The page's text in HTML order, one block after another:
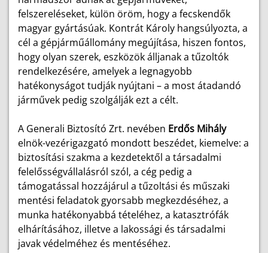
felszereléseket, külön öröm, hogy a fecskendők
magyar gyártásúak. Kontrát Károly hangsúlyozta, a
cél a gépjárműállomány megújítása, hiszen fontos,
hogy olyan szerek, eszközök álljanak a tűzoltók
rendelkezésére, amelyek a legnagyobb
hatékonyságot tudják nyújtani – a most átadandó
járművek pedig szolgálják ezt a célt.
A Generali Biztosító Zrt. nevében Erdős Mihály
elnök-vezérigazgató mondott beszédet, kiemelve: a
biztosítási szakma a kezdetektől a társadalmi
felelősségvállalásról szól, a cég pedig a
támogatással hozzájárul a tűzoltási és műszaki
mentési feladatok gyorsabb megkezdéséhez, a
munka hatékonyabbá tételéhez, a katasztrófák
elhárításához, illetve a lakossági és társadalmi
javak védelméhez és mentéséhez.